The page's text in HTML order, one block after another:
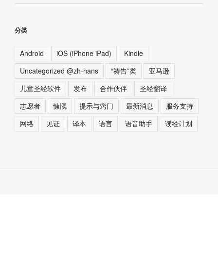
分类
Android iOS (iPhone iPad)
Kindle
Uncategorized @zh-hans
“祷告”类
亚马逊
儿童圣经软件
发布 合作伙伴
圣经翻译
志愿者
慷慨 提示与窍门 最新消息
服务支持
网络
见证 译本 语言 语音助手 读经计划